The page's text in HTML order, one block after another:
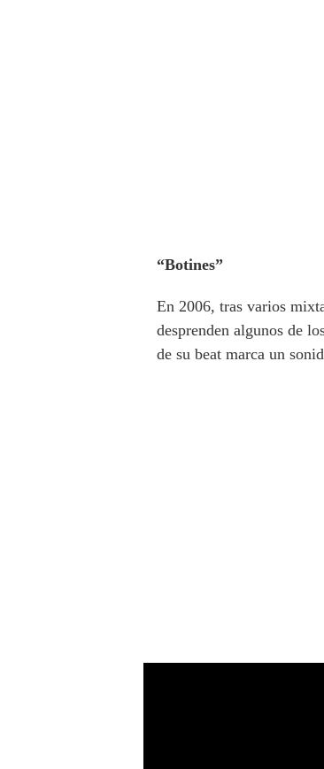
“Botines”
En 2006, tras varios
desprenden algunos de
de su beat marca un